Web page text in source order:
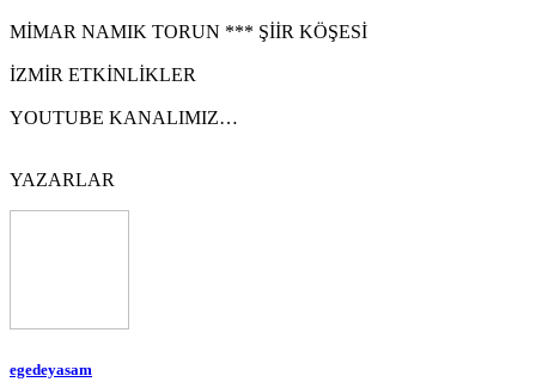
MİMAR NAMIK TORUN *** ŞİİR KÖŞESİ
İZMİR ETKİNLİKLER
YOUTUBE KANALIMIZ…
YAZARLAR
egedeyasam